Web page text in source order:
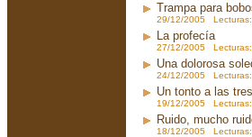
Trampa para
29/12/2005
La profecía
27/12/2005
Una dolorosa
24/12/2005 Lecturas:
Un tonto a las tres
19/12/2005
Ruido, mucho
18/12/2005